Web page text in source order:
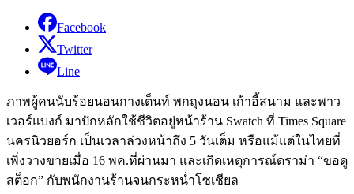
Facebook
Twitter
Line
ภาพผู้คนนับร้อยนอนกางเต็นท์ พกถุงนอน เก้าอี้สนาม และพาว
เวอร์แบงก์ มาปักหลักใช้ชีวิตอยู่หน้าร้าน Swatch ที่ Times Square
นครนิวยอร์ก เป็นเวลาล่วงหน้าถึง 5 วันเต็ม หรือแม้แต่ในไทยที่
เพิ่งวางขายเมื่อ 16 พค.ที่ผ่านมา และเกิดเหตุการณ์ดราม่า “ขอดู
สต็อก” กับพนักงานร้านจนกระหน่ำโซเชียล